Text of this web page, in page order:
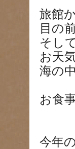
旅館
目の
そし
お天
海の
お食
今年